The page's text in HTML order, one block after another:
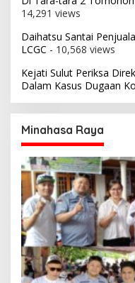
14,291 views
Daihatsu Santai
LCGC - 10,568 views
Kejati Sulut Periksa
Dalam Kasus Dugaan
Minahasa Raya